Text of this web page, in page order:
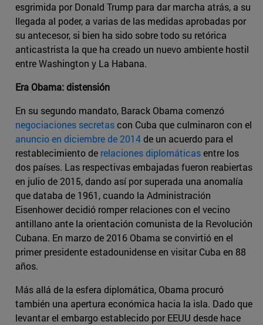
esgrimida por Donald Trump para dar marcha atrás, a su
llegada al poder, a varias de las medidas aprobadas por
su antecesor, si bien ha sido sobre todo su retórica
anticastrista la que ha creado un nuevo ambiente hostil
entre Washington y La Habana.
Era Obama: distensión
En su segundo mandato, Barack Obama comenzó
negociaciones secretascon Cuba que culminaron con el
anuncio en diciembre de 2014de un acuerdo para el
restablecimiento de relaciones diplomáticasentre los
dos países. Las respectivas embajadas fueron reabiertas
en julio de 2015, dando así por superada una anomalía
que databa de 1961, cuando la Administración
Eisenhower decidió romper relaciones con el vecino
antillano ante la orientación comunista de la Revolución
Cubana. En marzo de 2016 Obama se convirtió en el
primer presidente estadounidense en visitar Cuba en 88
años.
Más allá de la esfera diplomática, Obama procuró
también una apertura económica hacia la isla. Dado que
levantar el embargo establecido por EEUU desde hace